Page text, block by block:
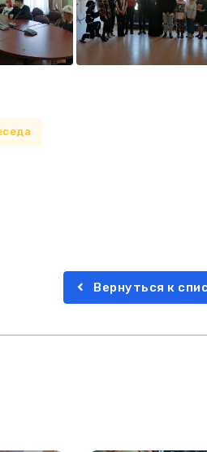
Вернуться к